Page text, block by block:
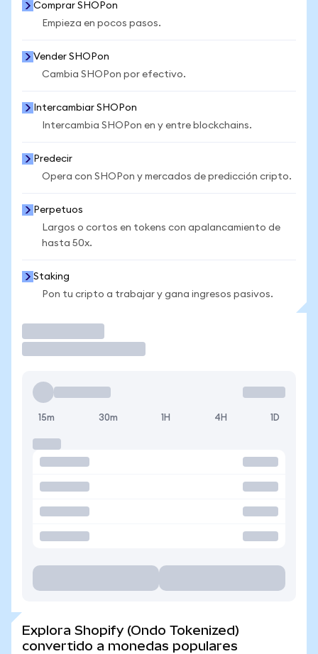
Comprar SHOPon
Empieza en pocos pasos.
Vender SHOPon
Cambia SHOPon por efectivo.
Intercambiar SHOPon
Intercambia SHOPon en y entre blockchains.
Predecir
Opera con SHOPon y mercados de predicción cripto.
Perpetuos
Largos o cortos en tokens con apalancamiento de
hasta 50x.
Staking
Pon tu cripto a trabajar y gana ingresos pasivos.
15m 30m 1H 4H 1D
Explora Shopify (Ondo Tokenized)
convertido a monedas populares